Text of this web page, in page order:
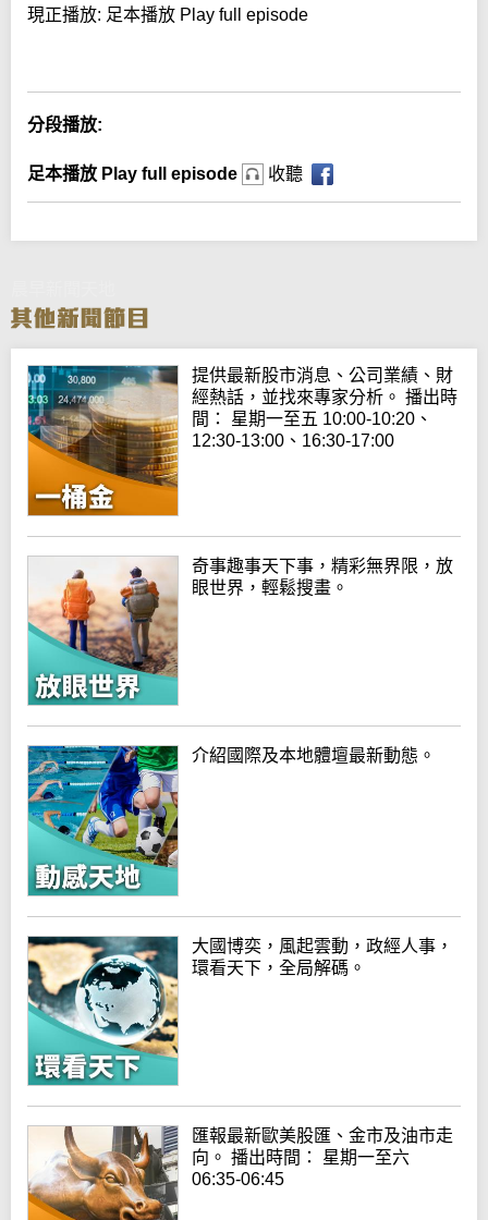
現正播放: 足本播放 Play full episode
分段播放:
足本播放 Play full episode 收聽
提供最新股市消息、公司業績、財
經熱話，並找來專家分析。 播出時
間： 星期一至五 10:00-10:20、
12:30-13:00、16:30-17:00
奇事趣事天下事，精彩無界限，放
眼世界，輕鬆搜畫。
介紹國際及本地體壇最新動態。
大國博奕，風起雲動，政經人事，
環看天下，全局解碼。
匯報最新歐美股匯、金市及油市走
向。 播出時間： 星期一至六
06:35-06:45